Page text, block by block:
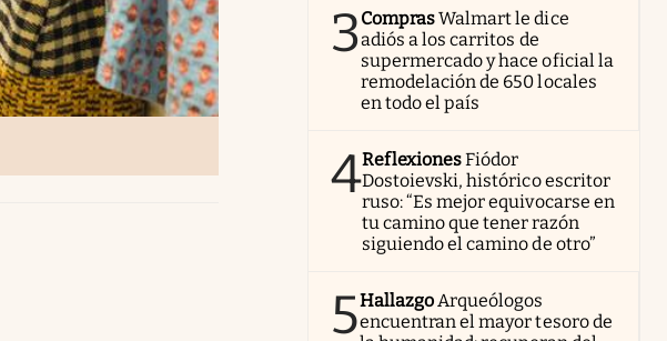
3ComprasWalmart le dice
adiós a los carritos de
supermercado y hace oficial la
remodelación de 650 locales
en todo el país
4ReflexionesFiódor
Dostoievski, histórico escritor
ruso: “Es mejor equivocarse en
tu camino que tener razón
siguiendo el camino de otro”
5HallazgoArqueólogos
encuentran el mayor tesoro de